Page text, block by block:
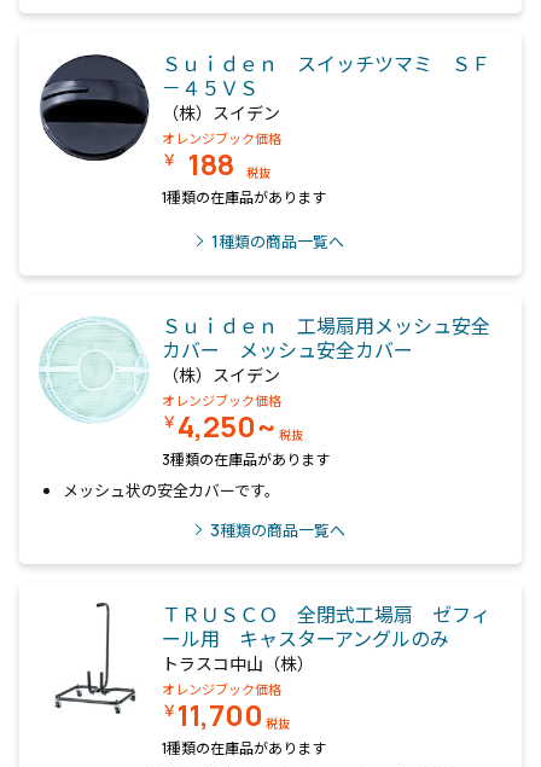
Ｓｕｉｄｅｎ スイッチツマミ ＳＦ
－４５ＶＳ
（株）スイデン
オレンジブック価格
￥ 188 税抜
1種類の在庫品があります
1種類の商品一覧へ
Ｓｕｉｄｅｎ 工場扇用メッシュ安全
カバー メッシュ安全カバー
（株）スイデン
オレンジブック価格
￥4,250~ 税抜
3種類の在庫品があります
メッシュ状の安全カバーです。
3種類の商品一覧へ
ＴＲＵＳＣＯ 全閉式工場扇 ゼフィ
ール用 キャスターアングルのみ
トラスコ中山（株）
オレンジブック価格
￥11,700 税抜
1種類の在庫品があります